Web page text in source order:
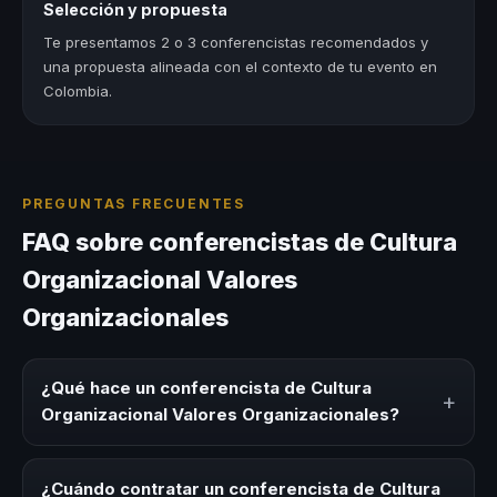
Selección y propuesta
Te presentamos 2 o 3 conferencistas recomendados y
una propuesta alineada con el contexto de tu evento en
Colombia.
PREGUNTAS FRECUENTES
FAQ sobre conferencistas de Cultura
Organizacional Valores
Organizacionales
¿Qué hace un conferencista de Cultura
Organizacional Valores Organizacionales?
+
Organizacionales es un experto que comparte
¿Cuándo contratar un conferencista de Cultura